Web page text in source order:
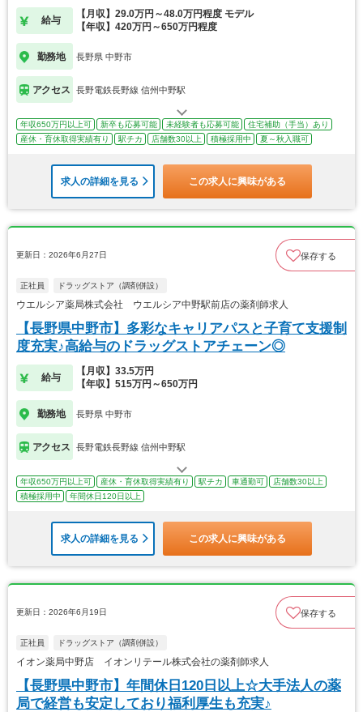
給与
【月収】29.0万円～48.0万円程度 モデル
【年収】420万円～650万円程度
勤務地 長野県 中野市
アクセス 長野電鉄長野線 信州中野駅
年収650万円以上可 新卒も応募可能 未経験者も応募可能
住宅補助（手当）あり
産休・育休取得実績有り
駅チカ 店舗数30以上 積極採用中 夏～秋入職可
求人の詳細を見る この求人に興味がある
更新日：2026年6月27日 保存する
正社員 ドラッグストア（調剤併設）
ウエルシア薬局株式会社 ウエルシア中野駅前店の薬剤師求人
【長野県中野市】多彩なキャリアパスと子育て支援制
度充実♪高給与のドラッグストアチェーン◎
給与
【月収】33.5万円
【年収】515万円～650万円
勤務地 長野県 中野市
アクセス 長野電鉄長野線 信州中野駅
年収650万円以上可 産休・育休取得実績有り 駅チカ 車通勤可
店舗数30以上
積極採用中
年間休日120日以上
求人の詳細を見る この求人に興味がある
更新日：2026年6月19日 保存する
正社員 ドラッグストア（調剤併設）
イオン薬局中野店 イオンリテール株式会社の薬剤師求人
【長野県中野市】年間休日120日以上☆大手法人の薬
局で経営も安定しており福利厚生も充実♪